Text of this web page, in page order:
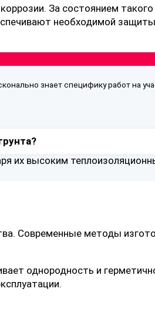
За состоянием такого
необходимой
знает специфику работ на
их высоким
Современные методы
однородность и